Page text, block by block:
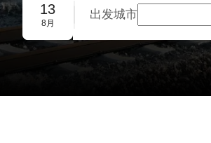
团体预订
13
8月
出发城市